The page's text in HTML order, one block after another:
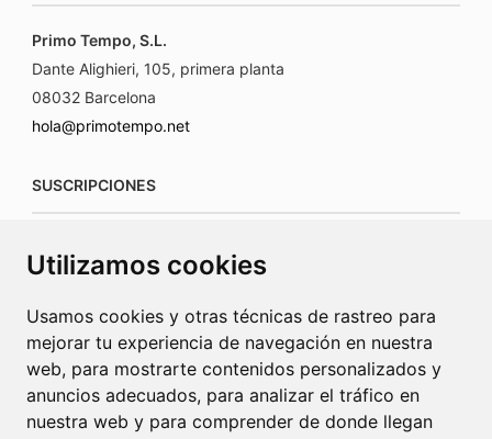
Utilizamos cookies
Usamos cookies y otras técnicas de rastreo para
mejorar tu experiencia de navegación en nuestra
web, para mostrarte contenidos personalizados y
anuncios adecuados, para analizar el tráfico en
nuestra web y para comprender de donde llegan
Primo Tempo, S.L.
Dante Alighieri, 105, primera planta
08032 Barcelona
hola@primotempo.net
SUSCRIPCIONES
www.connecorrevistas.com
PUBLICIDAD